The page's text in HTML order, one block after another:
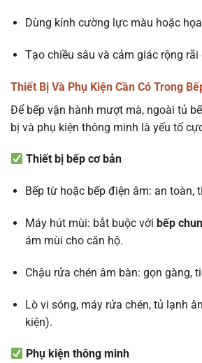
Dùng kính cường lực màu hoặc
Tạo chiều sâu và cảm giác rộng rãi
Thiết Bị Và Phụ Kiện Cần Có Trong
Để bếp vận hành mượt mà, ngoài tủ
bị và phụ kiện thông minh là yếu tố
Thiết bị bếp cơ bản
Bếp từ hoặc bếp điện âm: an toàn,
Máy hút mùi: bắt buộc với bếp
ám mùi cho căn hộ.
Chậu rửa chén âm bàn: gọn gàng,
Lò vi sóng, máy rửa chén, tủ lạnh
kiện).
Phụ kiện thông minh